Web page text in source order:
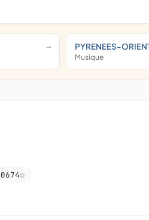
PYRENEES-
Musique